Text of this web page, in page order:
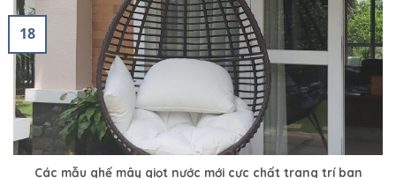
Các mẫu ghế mây giọt nước mới cực chất trang trí ban
18